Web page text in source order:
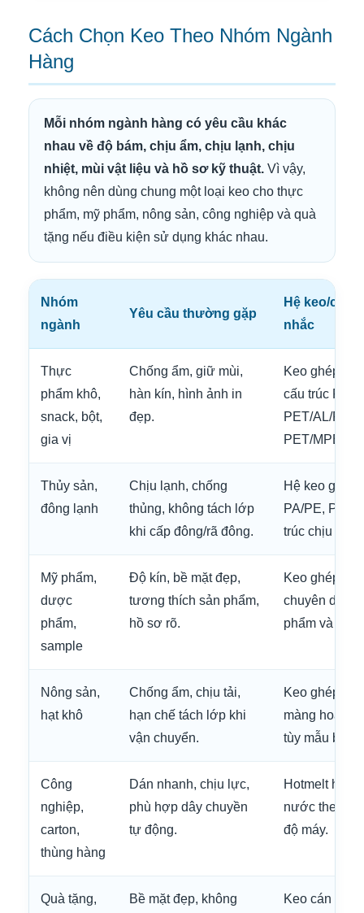
Cách Chọn Keo Theo Nhóm Ngành
Hàng
Mỗi nhóm ngành hàng có yêu cầu khác
nhau về độ bám, chịu ẩm, chịu lạnh, chịu
nhiệt, mùi vật liệu và hồ sơ kỹ thuật. Vì vậy,
không nên dùng chung một loại keo cho thực
phẩm, mỹ phẩm, nông sản, công nghiệp và quà
tặng nếu điều kiện sử dụng khác nhau.
Nhóm
ngành
Yêu cầu thường gặp
Hệ keo/cấu
nhắc
Thực
phẩm khô,
snack, bột,
gia vị
Chống ẩm, giữ mùi,
hàn kín, hình ảnh in
đẹp.
Keo ghép
cấu trúc
PET/AL/PE,
PET/MPET/
Thủy sản,
đông lạnh
Chịu lạnh, chống
thủng, không tách lớp
khi cấp đông/rã đông.
Hệ keo ghép
PA/PE, PET/
trúc chịu lạnh.
Mỹ phẩm,
dược
phẩm,
sample
Độ kín, bề mặt đẹp,
tương thích sản phẩm,
hồ sơ rõ.
Keo ghép
chuyên dụng
phẩm và lớp
Nông sản,
hạt khô
Chống ẩm, chịu tải,
hạn chế tách lớp khi
vận chuyển.
Keo ghép
màng hoặc
tùy mẫu bao
Công
nghiệp,
carton,
thùng hàng
Dán nhanh, chịu lực,
phù hợp dây chuyền
tự động.
Hotmelt hoặc
nước theo
độ máy.
Quà tặng,
Bề mặt đẹp, không
Keo cán